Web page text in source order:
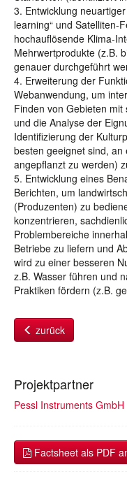
3. Entwicklung
learning“ und Satelliten-
hochauflösende Klima-
Mehrwertprodukte (z.B.
genauer durchgeführt
4. Erweiterung der
Webanwendung, um
Finden von Gebieten
und die Analyse der
Identifizierung der
besten geeignet sind,
angepflanzt zu werden)
5. Entwicklung eines
Berichten, um
(Produzenten) zu
konzentrieren,
Problembereiche
Betriebe zu liefern und
wird zu einer besseren
z.B. Wasser führen und
Praktiken fördern (z.B.
zurück
Projektpartner
Pessl Instruments GmbH
Factsheet als PDF